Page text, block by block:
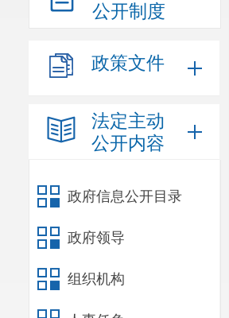
公开制度
政策文件
法定主动
公开内容
政府信息公开目录
政府领导
组织机构